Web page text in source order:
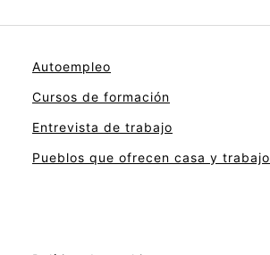
Autoempleo
Cursos de formación
Entrevista de trabajo
Pueblos que ofrecen casa y trabajo